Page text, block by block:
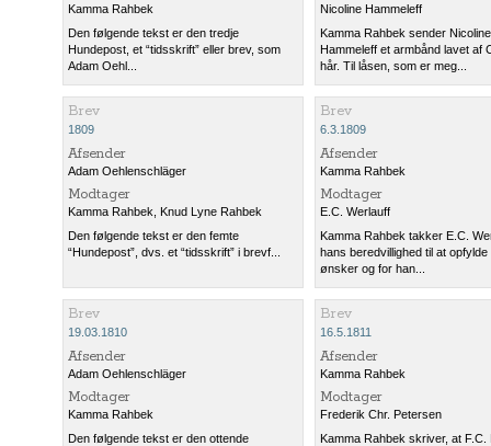
Kamma Rahbek
Den følgende tekst er den tredje
Hundepost, et “tidsskrift” eller brev, som
Adam Oehl...
Nicoline Hammeleff
Kamma Rahbek sender Nicoline
Hammeleff et armbånd lavet af
hår. Til låsen, som er meg...
Brev
1809
Afsender
Adam Oehlenschläger
Modtager
Kamma Rahbek
Knud Lyne Rahbek
Den følgende tekst er den femte
“Hundepost”, dvs. et “tidsskrift” i brevf...
Brev
6.3.1809
Afsender
Kamma Rahbek
Modtager
E.C. Werlauff
Kamma Rahbek takker E.C.
hans beredvillighed til at opfylde
ønsker og for han...
Brev
19.03.1810
Afsender
Adam Oehlenschläger
Modtager
Kamma Rahbek
Den følgende tekst er den ottende
Brev
16.5.1811
Afsender
Kamma Rahbek
Modtager
Frederik Chr. Petersen
Kamma Rahbek skriver, at F.C.